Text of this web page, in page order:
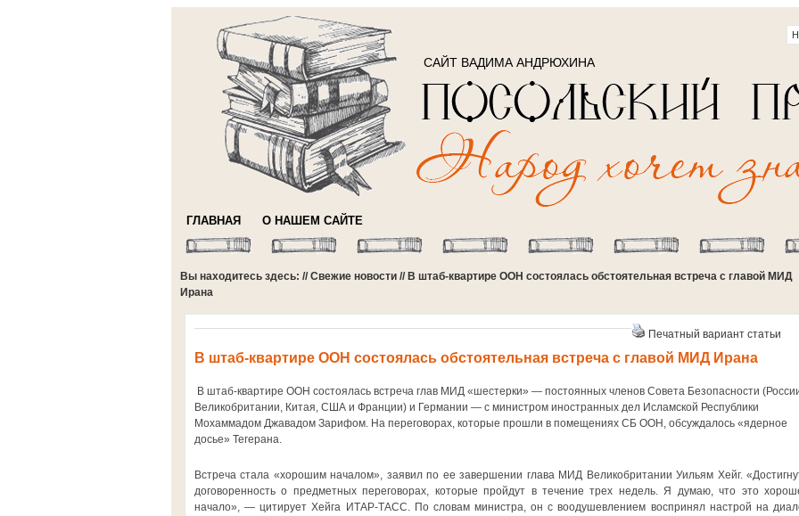
САЙТ ВАДИМА АНДРЮХИНА
ГЛАВНАЯ О НАШЕМ САЙТЕ
Вы находитесь здесь: //Свежие новости // В штаб-квартире ООН состоялась обстоятельная встреча с главой МИД
Ирана
Печатный вариант статьи
В штаб-квартире ООН состоялась обстоятельная встреча с главой МИД Ирана
В штаб-квартире ООН состоялась встреча глав МИД «шестерки» — постоянных членов Совета Безопасности
Великобритании, Китая, США и Франции) и Германии — с министром иностранных дел Исламской Республики
Мохаммадом Джавадом Зарифом. На переговорах, которые прошли в помещениях СБ ООН, обсуждалось «ядерное
досье» Тегерана.
Встреча стала «хорошим началом», заявил по ее завершении глава МИД Великобритании Уильям Хейг.
договоренность о предметных переговорах, которые пройдут в течение трех недель. Я думаю, что это
начало», — цитирует Хейга ИТАР-ТАСС. По словам министра, он с воодушевлением воспринял настрой на